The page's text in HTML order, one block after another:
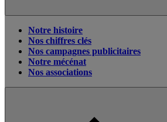
Notre histoire
Nos chiffres clés
Nos campagnes publicitaires
Notre mécénat
Nos associations